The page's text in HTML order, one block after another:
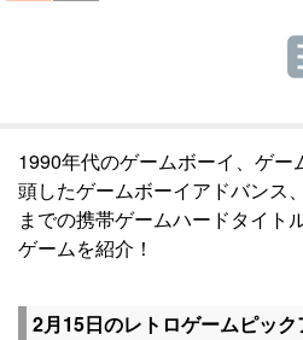
1990年代のゲームボーイ、ゲー
頭したゲームボーイアドバンス
までの携帯ゲームハードタイト
ゲームを紹介！
2月15日のレトロゲームピック